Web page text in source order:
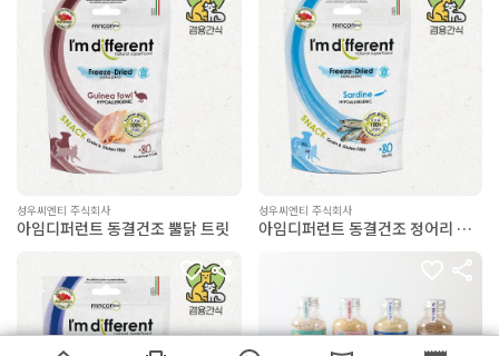
성우씨엔티 주식회사
아임디퍼런트 동결건조 뿔닭 트릿
성우씨엔티 주식회사
아임디퍼런트 동결건조 정어리 트